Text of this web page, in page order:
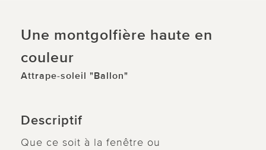
Une montgolfière haute en
couleur
Attrape-soleil "Ballon"
Descriptif
Que ce soit à la fenêtre ou